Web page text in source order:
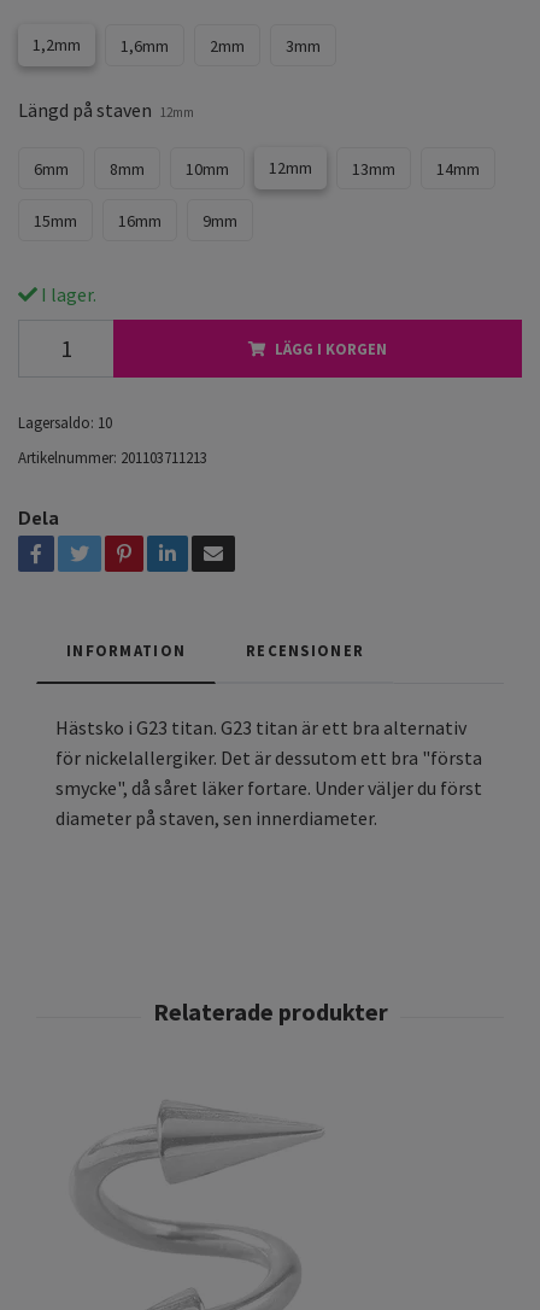
1,2mm 1,6mm 2mm 3mm
Längd på staven 12mm
6mm 8mm 10mm 12mm 13mm 14mm
15mm 16mm 9mm
I lager.
LÄGG I KORGEN
Lagersaldo: 10
Artikelnummer: 201103711213
Dela
INFORMATION RECENSIONER
Hästsko i G23 titan. G23 titan är ett bra alternativ
för nickelallergiker. Det är dessutom ett bra "första
smycke", då såret läker fortare. Under väljer du först
diameter på staven, sen innerdiameter.